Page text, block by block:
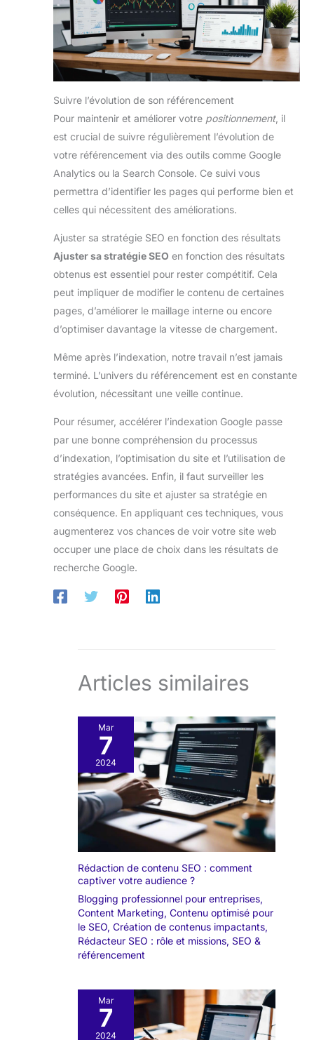
Suivre l’évolution de son référencement
Pour maintenir et améliorer votre positionnement, il
est crucial de suivre régulièrement l’évolution de
votre référencement via des outils comme Google
Analytics ou la Search Console. Ce suivi vous
permettra d’identifier les pages qui performe bien et
celles qui nécessitent des améliorations.
Ajuster sa stratégie SEO en fonction des résultats
Ajuster sa stratégie SEO en fonction des résultats
obtenus est essentiel pour rester compétitif. Cela
peut impliquer de modifier le contenu de certaines
pages, d’améliorer le maillage interne ou encore
d’optimiser davantage la vitesse de chargement.
Même après l’indexation, notre travail n’est jamais
terminé. L’univers du référencement est en constante
évolution, nécessitant une veille continue.
Pour résumer, accélérer l’indexation Google passe
par une bonne compréhension du processus
d’indexation, l’optimisation du site et l’utilisation de
stratégies avancées. Enfin, il faut surveiller les
performances du site et ajuster sa stratégie en
conséquence. En appliquant ces techniques, vous
augmenterez vos chances de voir votre site web
occuper une place de choix dans les résultats de
recherche Google.
Articles similaires
Mar
7
2024
Rédaction de contenu SEO : comment
captiver votre audience ?
Blogging professionnel pour entreprises,
Content Marketing, Contenu optimisé pour
le SEO, Création de contenus impactants,
Rédacteur SEO : rôle et missions, SEO &
référencement
Mar
7
2024